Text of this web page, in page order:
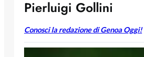
Pierluigi Gollini
Conosci la redazione di Genoa Oggi!